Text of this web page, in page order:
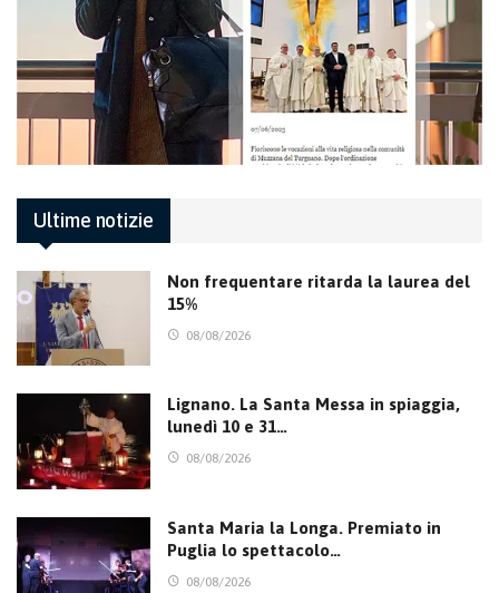
Ultime notizie
Non frequentare ritarda la laurea del
15%
08/08/2026
Lignano. La Santa Messa in spiaggia,
lunedì 10 e 31…
08/08/2026
Santa Maria la Longa. Premiato in
Puglia lo spettacolo…
08/08/2026